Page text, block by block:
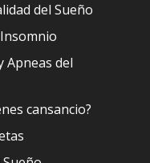
del Sueño
Apneas del
cansancio?